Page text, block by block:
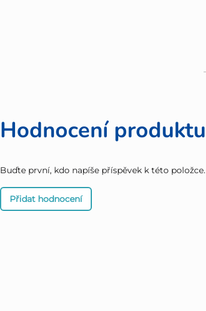
Hodnocení produktu
Buďte první, kdo napíše příspěvek k této položce.
Přidat hodnocení